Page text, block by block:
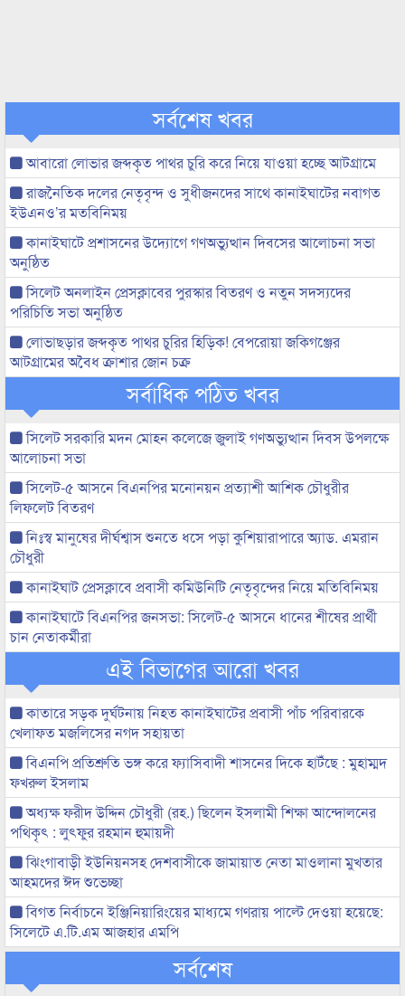
সর্বশেষ খবর
আবারো লোভার জব্দকৃত পাথর চুরি করে নিয়ে যাওয়া হচ্ছে আটগ্রামে
রাজনৈতিক দলের নেতৃবৃন্দ ও সুধীজনদের সাথে কানাইঘাটের নবাগত
ইউএনও’র মতবিনিময়
কানাইঘাটে প্রশাসনের উদ্যোগে গণঅভ্যুত্থান দিবসের আলোচনা সভা
অনুষ্ঠিত
সিলেট অনলাইন প্রেসক্লাবের পুরস্কার বিতরণ ও নতুন সদস্যদের
পরিচিতি সভা অনুষ্ঠিত
লোভাছড়ার জব্দকৃত পাথর চুরির হিড়িক! বেপরোয়া জকিগঞ্জের
আটগ্রামের অবৈধ ক্রাশার জোন চক্র
সর্বাধিক পঠিত খবর
সিলেট সরকারি মদন মোহন কলেজে জুলাই গণঅভ্যুত্থান দিবস উপলক্ষে
আলোচনা সভা
সিলেট-৫ আসনে বিএনপির মনোনয়ন প্রত্যাশী আশিক চৌধুরীর
লিফলেট বিতরণ
নিঃস্ব মানুষের দীর্ঘশ্বাস শুনতে ধসে পড়া কুশিয়ারাপারে অ্যাড. এমরান
চৌধুরী
কানাইঘাট প্রেসক্লাবে প্রবাসী কমিউনিটি নেতৃবৃন্দের নিয়ে মতিবিনিময়
কানাইঘাটে বিএনপির জনসভা: সিলেট-৫ আসনে ধানের শীষের প্রার্থী
চান নেতাকর্মীরা
এই বিভাগের আরো খবর
কাতারে সড়ক দুর্ঘটনায় নিহত কানাইঘাটের প্রবাসী পাঁচ পরিবারকে
খেলাফত মজলিসের নগদ সহায়তা
বিএনপি প্রতিশ্রুতি ভঙ্গ করে ফ্যাসিবাদী শাসনের দিকে হাটঁছে : মুহাম্মদ
ফখরুল ইসলাম
অধ্যক্ষ ফরীদ উদ্দিন চৌধুরী (রহ.) ছিলেন ইসলামী শিক্ষা আন্দোলনের
পথিকৃৎ : লুৎফুর রহমান হুমায়দী
ঝিংগাবাড়ী ইউনিয়নসহ দেশবাসীকে জামায়াত নেতা মাওলানা মুখতার
আহমদের ঈদ শুভেচ্ছা
বিগত নির্বাচনে ইঞ্জিনিয়ারিংয়ের মাধ্যমে গণরায় পাল্টে দেওয়া হয়েছে:
সিলেটে এ.টি.এম আজহার এমপি
সর্বশেষ